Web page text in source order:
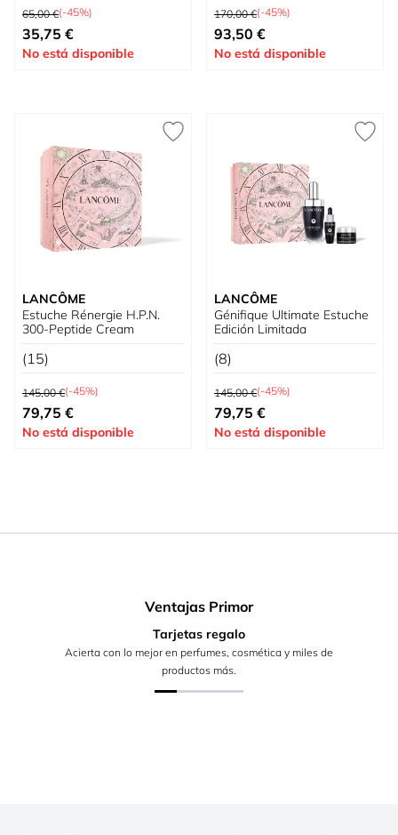
Precio habitual
65,00 €(-45%)
Precio especial
35,75 €
No está disponible
Precio habitual
170,00 €(-45%)
Precio especial
93,50 €
No está disponible
LANCÔME
Estuche Rénergie H.P.N.
300-Peptide Cream
(15)
Precio habitual
145,00 €(-45%)
Tan bajo como
79,75 €
No está disponible
LANCÔME
Génifique Ultimate Estuche
Edición Limitada
(8)
Precio habitual
145,00 €(-45%)
Tan bajo como
79,75 €
No está disponible
Ventajas Primor
Tarjetas regalo
Acierta con lo mejor en perfumes, cosmética y miles de
productos más.